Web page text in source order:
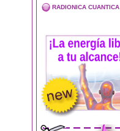
RADIONICA CUANTICA